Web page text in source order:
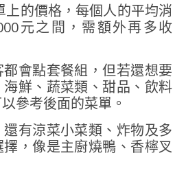
上的價格，每個人的平均消
元之間，需額外再多收
會點套餐組，但若還想要
鮮、蔬菜類、甜品、飲料
參考後面的菜單。
有涼菜小菜類、炸物及多
，像是主廚燒鴨、香檸叉